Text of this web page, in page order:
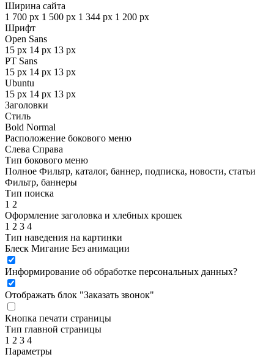
Ширина сайта
1 700 px 1 500 px 1 344 px 1 200 px
Шрифт
Open Sans
15 px 14 px 13 px
PT Sans
15 px 14 px 13 px
Ubuntu
15 px 14 px 13 px
Заголовки
Стиль
Bold Normal
Расположение бокового меню
Слева Справа
Тип бокового меню
Полное Фильтр, каталог, баннер, подписка, новости, статьи
Фильтр, баннеры
Тип поиска
1 2
Оформление заголовка и хлебных крошек
1 2 3 4
Тип наведения на картинки
Блеск Мигание Без анимации
Информирование об обработке персональных данных?
Отображать блок "Заказать звонок"
Кнопка печати страницы
Тип главной страницы
1 2 3 4
Параметры